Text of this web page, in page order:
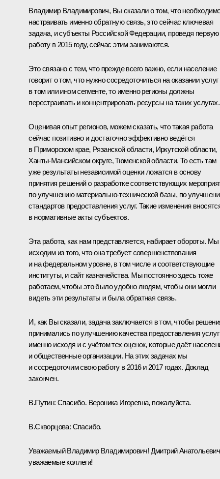
Владимир Владимирович, Вы сказали о том, что
настраивать именно обратную связь, это сейчас ключевая
задача, и субъекты Российской Федерации, проведя первую
работу в 2015 году, сейчас этим занимаются.
Это связано с тем, что прежде всего важно, если население
говорит о том, что нужно сосредоточиться на оказании услуг
в том или ином сегменте, то именно регионы должны
перестраивать и концентрировать ресурсы на таких услугах.
Оценивая опыт регионов, можем сказать, что такая работа
сейчас позитивно и достаточно эффективно ведётся
в Приморском крае, Рязанской области, Иркутской области,
Ханты-Мансийском округе, Тюменской области. То есть там
уже результаты независимой оценки ложатся в основу
принятия решений о разработке соответствующих
по улучшению материально-технической базы, по
стандартов предоставления услуг. Такие изменения
в нормативные акты субъектов.
Эта работа, как нам представляется, набирает обороты. Мы
исходим из того, что она требует совершенствования
и на федеральном уровне, в том числе и соответствующие
институты, и сайт казначейства. Мы постоянно здесь тоже
работаем, чтобы это было удобно людям, чтобы они могли
видеть эти результаты и была обратная связь.
И, как Вы сказали, задача заключается в том, чтобы
принимались по улучшению качества предоставления услуг
именно исходя и с учётом тех оценок, которые даёт
и общественные организации. На этих задачах мы
и сосредоточим свою работу в 2016 и 2017 годах. Доклад
закончен.
В.Путин: Спасибо. Вероника Игоревна, пожалуйста.
В.Скворцова: Спасибо.
Уважаемый Владимир Владимирович! Дмитрий
уважаемые коллеги!